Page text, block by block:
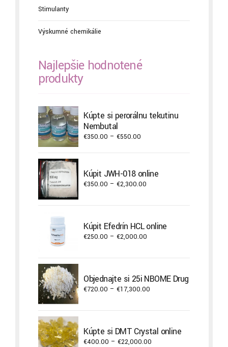
Stimulanty
Výskumné chemikálie
Najlepšie hodnotené
produkty
Kúpte si perorálnu tekutinu
Nembutal
€350.00 – €550.00
through
€550.00
Kúpiť JWH-018 online
€350.00 – €2,300.00
€2,300.00
Kúpiť Efedrín HCL online
€250.00 – €2,000.00
€2,000.00
Objednajte si 25i NBOME Drug
€720.00 – €17,300.00
€17,300.00
Kúpte si DMT Crystal online
€400.00 – €22,000.00